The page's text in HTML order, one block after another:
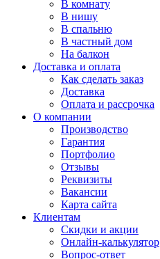
В комнату
В нишу
В спальню
В частный дом
На балкон
Доставка и оплата
Как сделать заказ
Доставка
Оплата и рассрочка
О компании
Производство
Гарантия
Портфолио
Отзывы
Реквизиты
Вакансии
Карта сайта
Клиентам
Скидки и акции
Онлайн-калькулятор
Вопрос-ответ